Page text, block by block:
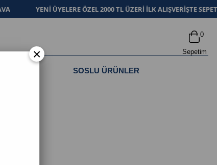
YENİ ÜYELERE ÖZEL 2000 TL ÜZERİ İLK ALIŞVERİŞTE
Sepetim
0
SOSLU ÜRÜNLER
×